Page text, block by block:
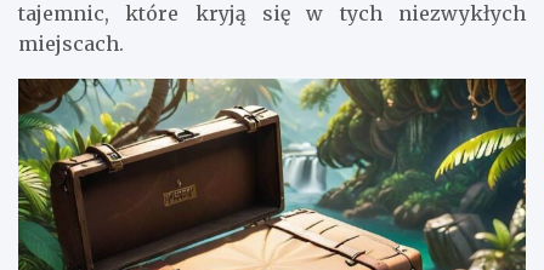
tajemnic, które kryją się w tych niezwykłych
miejscach.